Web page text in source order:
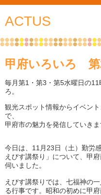
ACTUS
甲府いろいろ 第
毎月第1・第3・第5水曜日の
ろ。
観光スポット情報からイベン
で、
甲府市の魅力を発信していきま
今日は、11月23日（土）勤労
えびす講祭り」について、甲
伺いました。
えびす講祭りでは、七福神の
る行事です。昭和の初めに甲